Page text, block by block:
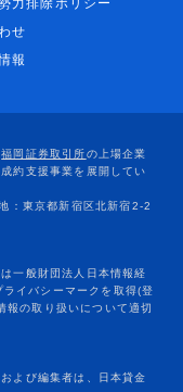
力排除ポリシー
せ
報
よび編集者は、日本貸金